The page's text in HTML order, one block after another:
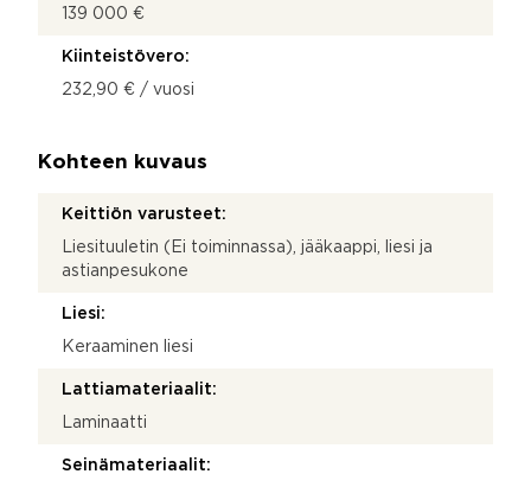
139 000 €
Kiinteistövero:
232,90 € / vuosi
Kohteen kuvaus
Keittiön varusteet:
Liesituuletin (Ei toiminnassa), jääkaappi, liesi ja
astianpesukone
Liesi:
Keraaminen liesi
Lattiamateriaalit:
Laminaatti
Seinämateriaalit: